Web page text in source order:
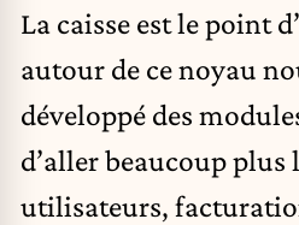
La caisse est le point
autour de ce noyau
développé des
d’aller beaucoup plus
utilisateurs,